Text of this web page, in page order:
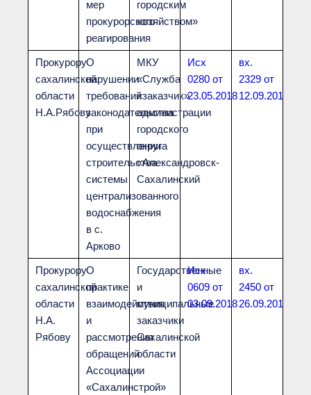
мер
прокурорского
реагирования
городским
хозяйством»
Прокурору
сахалинской
области
Н.А.Рябову
О
нарушении
требований
законодательства
при
осуществлении
строительства
системы
централизованного
водоснабжения
в с.
Арково
МКУ
«Служба
«заказчик»
администрации
городского
округа
«Александровск-
Сахалинский
Исх
0280 от
23.05.2018
вх.
2329 от
12.09.2018
Прокурору
сахалинской
области
Н.А.
Рябову
О
практике
взаимодействия
и
рассмотрения
обращений
Ассоциации
«Сахалинстрой»
Государственные
и
муниципальные
заказчики
Сахалинской
области
Исх
0609 от
03.09.2018
вх.
2450 от
26.09.2018